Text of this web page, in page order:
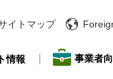
イトマップ
情報 事業者